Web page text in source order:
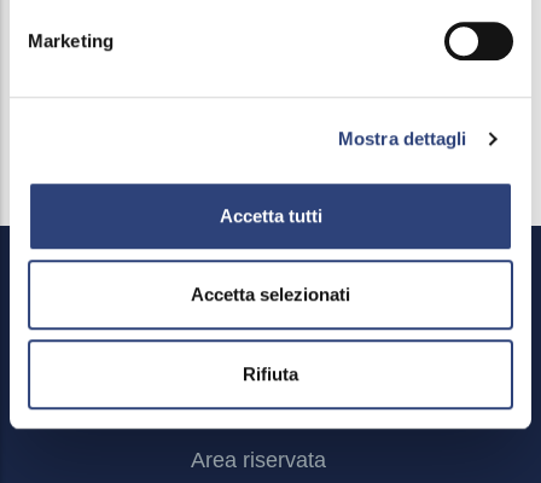
Marketing
Mostra dettagli
Accetta tutti
Accetta selezionati
Rifiuta
Area riservata